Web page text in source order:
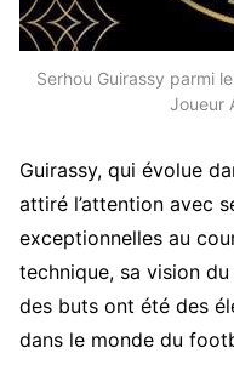
Serhou Guirassy parmi
Joueur
Guirassy, qui évolue
attiré l’attention avec
exceptionnelles au
technique, sa vision
des buts ont été des
dans le monde du